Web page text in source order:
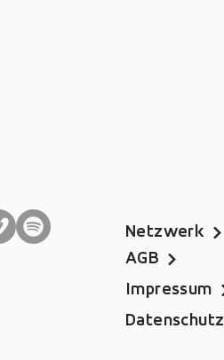
Netzwerk
AGB
Impressum
Datenschutz